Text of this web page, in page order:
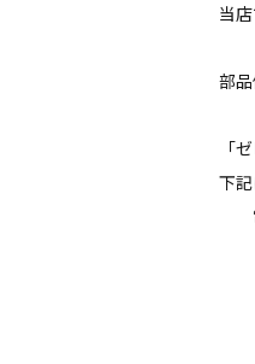
当
部
「
下
電